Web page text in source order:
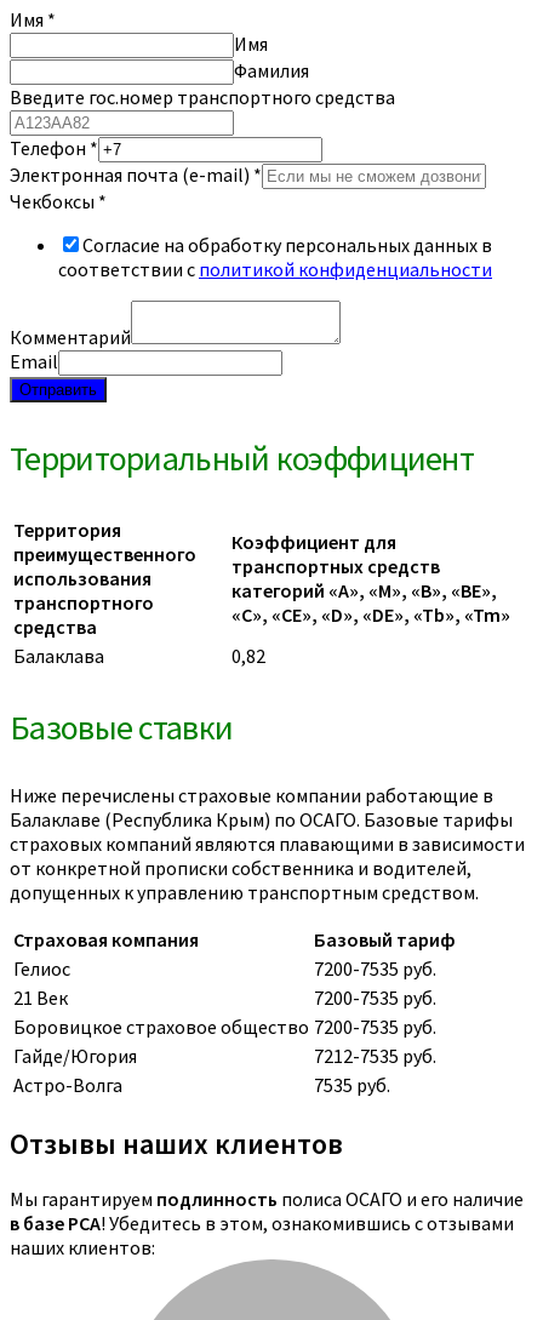
Имя *
Имя
Фамилия
Введите гос.номер транспортного средства
Телефон *
Электронная почта (e-mail) *
Чекбоксы *
Согласие на обработку персональных данных в
соответствии с политикой конфиденциальности
Комментарий
Email
Отправить
Территориальный коэффициент
Территория
преимущественного
использования
транспортного
средства
Коэффициент для
транспортных средств
категорий «A», «M», «B», «BE»,
«C», «CE», «D», «DE», «Tb», «Tm»
Балаклава
0,82
Базовые ставки
Ниже перечислены страховые компании работающие в
Балаклаве (Республика Крым) по ОСАГО. Базовые тарифы
страховых компаний являются плавающими в зависимости
от конкретной прописки собственника и водителей,
допущенных к управлению транспортным средством.
Страховая компания
Базовый тариф
Гелиос
7200-7535 руб.
21 Век
7200-7535 руб.
Боровицкое страховое общество 7200-7535 руб.
Гайде/Югория
7212-7535 руб.
Астро-Волга
7535 руб.
Отзывы наших клиентов
Мы гарантируем подлинность полиса ОСАГО и его наличие
в базе РСА! Убедитесь в этом, ознакомившись с отзывами
наших клиентов: